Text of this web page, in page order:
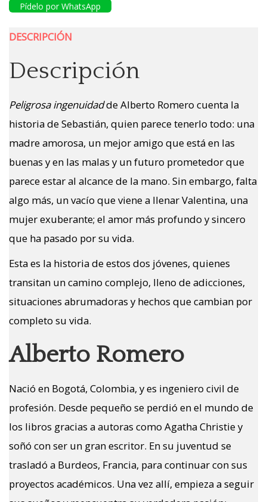
Pídelo por WhatsApp
DESCRIPCIÓN
Descripción
Peligrosa ingenuidadde Alberto Romero cuenta la
historia de Sebastián, quien parece tenerlo todo: una
madre amorosa, un mejor amigo que está en las
buenas y en las malas y un futuro prometedor que
parece estar al alcance de la mano. Sin embargo, falta
algo más, un vacío que viene a llenar Valentina, una
mujer exuberante; el amor más profundo y sincero
que ha pasado por su vida.
Esta es la historia de estos dos jóvenes, quienes
transitan un camino complejo, lleno de adicciones,
situaciones abrumadoras y hechos que cambian por
completo su vida.
Alberto Romero
Nació en Bogotá, Colombia, y es ingeniero civil de
profesión. Desde pequeño se perdió en el mundo de
los libros gracias a autoras como Agatha Christie y
soñó con ser un gran escritor. En su juventud se
trasladó a Burdeos, Francia, para continuar con sus
proyectos académicos. Una vez allí, empieza a seguir